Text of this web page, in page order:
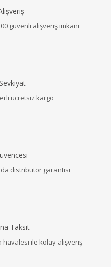
güvenli alışveriş imkanı
ücretsiz kargo
distribütör garantisi
Taksit
ile kolay alışveriş